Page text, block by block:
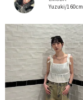
Yuzuki/160cm